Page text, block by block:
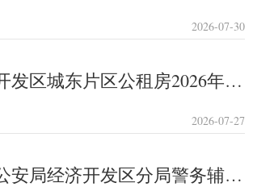
2026-07-30
喀什经济开发区城东片区公租房2026年第四批预分配人员名单公示
2026-07-27
喀什地区公安局经济开发区分局警务辅助人员转正层级评定公示